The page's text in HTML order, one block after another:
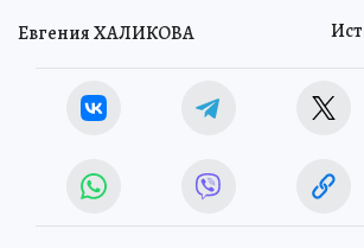
Евгения ХАЛИКОВА